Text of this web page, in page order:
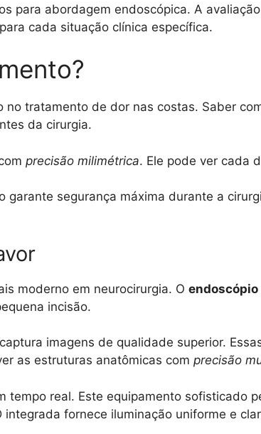
para abordagem endoscópica. A
cada situação clínica específica.
tratamento de dor nas costas. Saber
da cirurgia.
precisão milimétrica. Ele pode ver cada
garante segurança máxima durante a
moderno em neurocirurgia. O endoscópio
incisão.
imagens de qualidade superior.
as estruturas anatômicas com precisão
tempo real. Este equipamento sofisticado
fornece iluminação uniforme e